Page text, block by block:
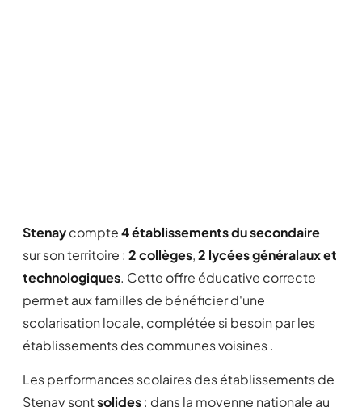
Stenaycompte4 établissements du secondaire
sur son territoire : 2 collèges,2 lycées généralaux et
technologiques. Cette offre éducative correcte
permet aux familles de bénéficier d'une
scolarisation locale, complétée si besoin par les
établissements des communes voisines .
Les performances scolaires des établissements de
Stenay sontsolides: dans la moyenne nationale au